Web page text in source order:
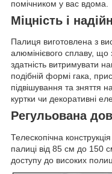
помічником у вас вдома.
Міцність і
Палиця виготовлена з
алюмінієвого сплаву, що
здатність витримувати
подібній формі гака,
підвішування та зняття
куртки чи декоративні
Регульована
Телескопічна
палиці від 85 см до 150
доступу до високих